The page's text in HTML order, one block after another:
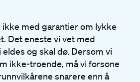
med garantier om lykke
Det eneste vi vet med
og skal dø. Dersom vi
ikke-troende, må vi forsone
snarere enn å